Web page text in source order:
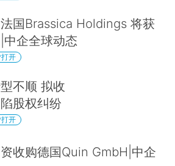
国Brassica Holdings 将获
企全球动态
开
不顺 拟收
股权纠纷
开
收购德国Quin GmbH|中企